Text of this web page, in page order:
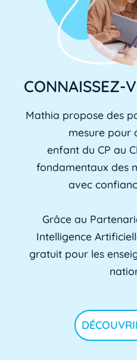
CONNAISSEZ-
Mathia propose des
mesure pour
enfant du CP au
fondamentaux des
avec
Grâce au
Intelligence
gratuit pour les